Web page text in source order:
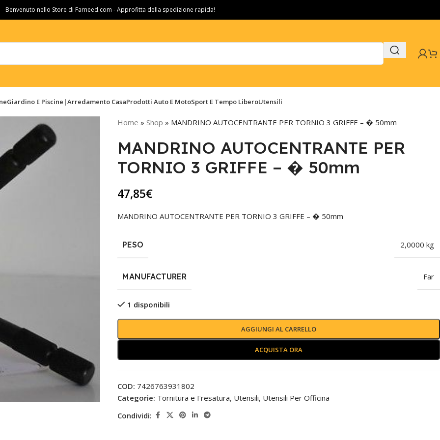
Benvenuto nello Store di Farneed.com - Approfitta della spedizione rapida!
Giardino E Piscine|Arredamento CasaProdotti Auto E MotoSport E Tempo LiberoUtensili
Home » Shop » MANDRINO AUTOCENTRANTE PER TORNIO 3 GRIFFE – � 50mm
MANDRINO AUTOCENTRANTE PER
TORNIO 3 GRIFFE – � 50mm
47,85€
MANDRINO AUTOCENTRANTE PER TORNIO 3 GRIFFE – � 50mm
PESO 2,0000 kg
MANUFACTURER Far
1 disponibili
AGGIUNGI AL CARRELLO
ACQUISTA ORA
COD: 7426763931802
Categorie: Tornitura e Fresatura, Utensili, Utensili Per Officina
Condividi: